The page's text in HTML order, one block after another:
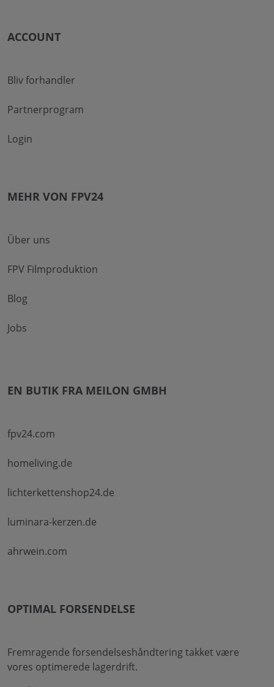
ACCOUNT
Bliv forhandler
Partnerprogram
Login
MEHR VON FPV24
Über uns
FPV Filmproduktion
Blog
Jobs
EN BUTIK FRA MEILON GMBH
fpv24.com
homeliving.de
lichterkettenshop24.de
luminara-kerzen.de
ahrwein.com
OPTIMAL FORSENDELSE
Fremragende forsendelseshåndtering takket være
vores optimerede lagerdrift.